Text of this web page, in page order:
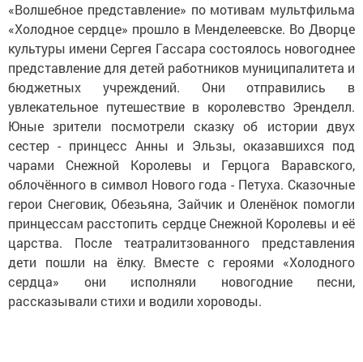
«Волшебное представление» по мотивам мультфильма
«Холодное сердце» прошло в Менделеевске. Во Дворце
культуры имени Сергея Гассара состоялось новогоднее
представление для детей работников муниципалитета и
бюджетных учреждений. Они отправились в
увлекательное путешествие в королевство Эренделл.
Юные зрители посмотрели сказку об истории двух
сестер - принцесс Анны и Эльзы, оказавшихся под
чарами Снежной Королевы и Герцога Варавского,
облочённого в символ Нового года - Петуха. Сказочные
герои Снеговик, Обезьяна, Зайчик и Оленёнок помогли
принцессам расстопить сердце Снежной Королевы и её
царства. После театралитзованного представления
дети пошли на ёлку. Вместе с героями «Холодного
сердца» они исполняли новогодние песни,
рассказывали стихи и водили хороводы.